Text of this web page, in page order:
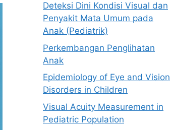
Deteksi Dini Kondisi Visual dan
Penyakit Mata Umum pada
Anak (Pediatrik)
Perkembangan Penglihatan
Anak
Epidemiology of Eye and Vision
Disorders in Children
Visual Acuity Measurement in
Pediatric Population